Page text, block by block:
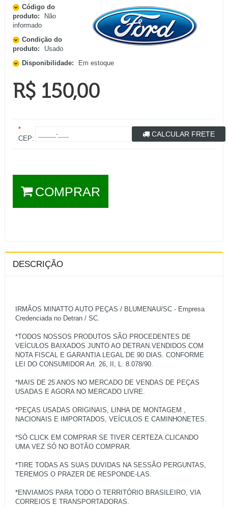
Código do
produto:
Não
informado
Condição do
produto:
Usado
Disponibilidade:
Em estoque
R$ 150,00
*
CEP:
CALCULAR FRETE
COMPRAR
DESCRIÇÃO
IRMÃOS MINATTO AUTO PEÇAS / BLUMENAU/SC - Empresa
Credenciada no Detran / SC.
*TODOS NOSSOS PRODUTOS SÃO PROCEDENTES DE
VEÍCULOS BAIXADOS JUNTO AO DETRAN.VENDIDOS COM
NOTA FISCAL E GARANTIA LEGAL DE 90 DIAS. CONFORME
LEI DO CONSUMIDOR Art. 26, II, L. 8.078/90.
*MAIS DE 25 ANOS NO MERCADO DE VENDAS DE PEÇAS
USADAS E AGORA NO MERCADO LIVRE.
*PEÇAS USADAS ORIGINAIS, LINHA DE MONTAGEM ,
NACIONAIS E IMPORTADOS, VEÍCULOS E CAMINHONETES.
*SÓ CLICK EM COMPRAR SE TIVER CERTEZA.CLICANDO
UMA VEZ SÓ NO BOTÃO COMPRAR.
*TIRE TODAS AS SUAS DUVIDAS NA SESSÃO PERGUNTAS,
TEREMOS O PRAZER DE RESPONDE-LAS.
*ENVIAMOS PARA TODO O TERRITÓRIO BRASILEIRO, VIA
CORREIOS E TRANSPORTADORAS.